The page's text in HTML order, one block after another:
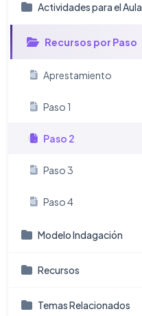
Actividades para el Aula
Recursos por Paso
Aprestamiento
Paso 1
Paso 2
Paso 3
Paso 4
Modelo Indagación
Recursos
Temas Relacionados